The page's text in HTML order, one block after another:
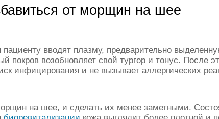
от морщин на шее
вводят плазму, предварительно
покров возобновляет свой тургор и тонус. После
инфицирования и не вызывает аллергических
на шее, и сделать их менее заметными.